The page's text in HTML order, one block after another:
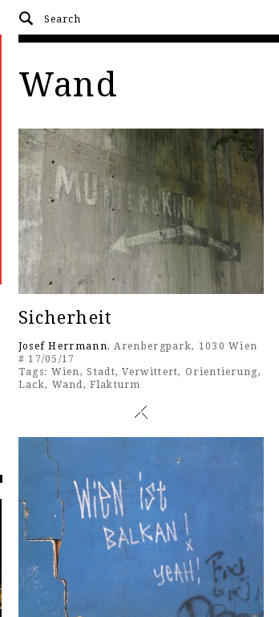
Wand
Sicherheit
Josef Herrmann, Arenbergpark, 1030 Wien
# 17/05/17
Tags: Wien,Stadt,Verwittert, Orientierung,
Lack, Wand,Flakturm